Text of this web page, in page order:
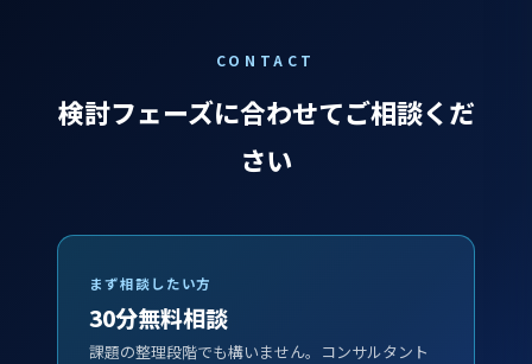
CONTACT
検討フェーズに合わせてご相談くだ
さい
まず相談したい方
30分無料相談
課題の整理段階でも構いません。コンサルタント